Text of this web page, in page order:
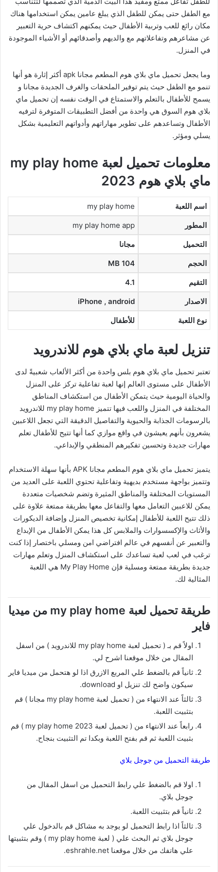
مع الطفل حتى يمكن للطفل الذي يبلغ عامين يمكن استخدامها هناك
مكان رائع للعب وتربية الأطفال حيث يمكنهم اكتشاف حرية التعبير
عن مشاعرهم وتفاعلاتهم مع والديهم وأصدقائهم أو الأشياء الموجودة
في المنزل.
وما يجعل تحميل ماي بلاي هوم المطعم مجانا apk أكثر إثارة هو أنها
تنمو مع الطفل حيث يتم توفير الملحقات والغرف الجديدة مجانا و
يسمح للأطفال بالتعلم والاستمتاع في الوقت نفسه إن تحميل ماي
بلاي هوم السوق هي واحدة من أفضل التطبيقات المتوفرة لترفيه
الأطفال وتساعدهم على تطوير مهاراتهم وأدواتهم التعليمية بشكل
يسلي ومؤثر.
معلومات تحميل لعبة my play home
ماي بلاي هوم 2023
اسم اللعبة my play home
المطور my play home app
التحميل مجانا
الحجم 104 MB
التقيم 4.1
الاصدار iPhone , android
نوع اللعبة للأطفال
تنزيل لعبة ماي بلاي هوم للاندرويد
تعتبر تحميل ماي بلاي هوم بلس واحدة من أكثر الألعاب شعبيةً لدى
الأطفال على مستوى العالم إنها لعبة تفاعلية تركز على المنزل
والحياة اليومية حيث يتمكن الأطفال من استكشاف المناطق
المختلفة في المنزل واللعب فيها تتميز my play home للاندرويد
بالرسومات الجذابة والحيوية والتفاصيل الدقيقة التي تجعل اللاعبين
يشعرون بأنهم يعيشون في واقع موازي كما أنها تتيح للأطفال تعلم
مهارات جديدة وتحسين تفكيرهم المنطقي والإبداعي.
يتميز تحميل ماي بلاي هوم المطعم مجانا APK بأنها سهلة الاستخدام
وتتميز بواجهة مستخدم بديهية وتفاعلية تحتوي اللعبة على العديد من
المستويات المختلفة والمناطق المثيرة وتضم شخصيات متعددة
يمكن للاعبين التعامل معها والتفاعل معها بطريقة ممتعة علاوة على
ذلك تتيح اللعبة للأطفال إمكانية تخصيص المنزل وإضافة الديكورات
والأثاث والإكسسوارات والملابس كل هذا يمكن الأطفال من الإبداع
والتعبير عن أنفسهم في عالم افتراضي امن ومسلي باختصار إذا كنت
ترغب في لعب لعبة تساعدك على استكشاف المنزل وتعلم مهارات
جديدة بطريقة ممتعة ومسلية فإن My Play Home هي اللعبة
المثالية لك.
طريقة تحميل لعبة my play home من ميديا
فاير
اولاً قم بـ ( تحميل لعبة my play home للاندرويد ) من اسفل
المقال من خلال موقعنا اشرح لي.
ثانياً قم بالضغط علي المربع الازرق اذا لو هتحمل من ميديا فاير
سيكون واضح لك تنزيل او download.
ثالثاً عند الانتهاء من ( تحميل لعبة my play home مجانا ) قم
بتثبيت اللعبة.
رابعاً عند الانتهاء من ( تحميل لعبة my play home 2023 ) قم
بثبيت اللعبة ثم قم بفتح اللعبة وبكدا تم التثبيت بنجاح.
طريقة التحميل من جوجل بلاي
اولا قم بالضغط علي رابط التحميل من اسفل المقال من
جوجل بلاي.
ثانياً قم بتثبيت اللعبة.
ثالثاً اذا رابط التحميل لو يوجد به مشاكل قم بالدخول علي
جوجل بلاي ثم البحث علي ( لعبة my play home ) وقم بتثبيتها
علي هاتفك من خلال موقعنا eshrahle.net.